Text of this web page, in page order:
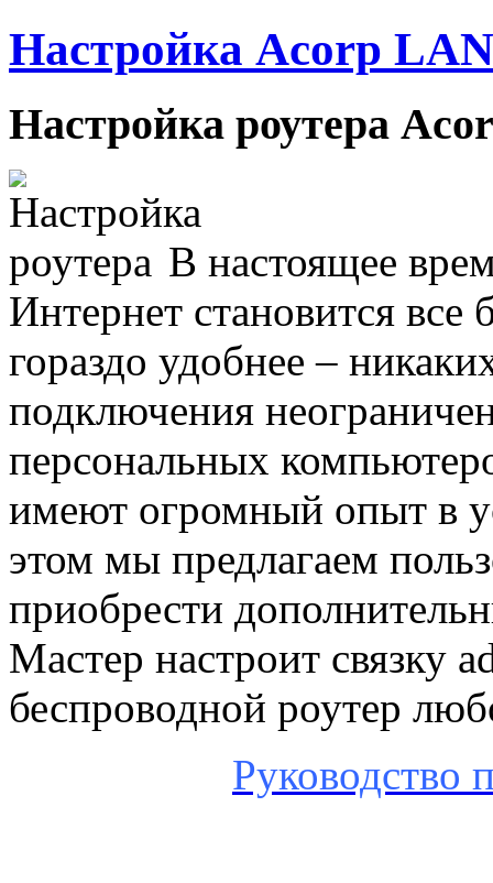
Настройка Acorp
Настройка роутера
В настоящее
Интернет становится
гораздо удобнее –
подключения
персональных
имеют огромный опыт в
этом мы предлагаем
приобрести
Мастер настроит связку
беспроводной роутер
Руководство